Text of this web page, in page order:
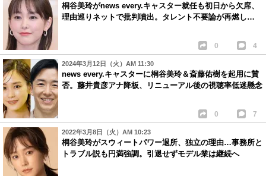
桐谷美玲がnews every.キャスター就任も初日から欠席、
理由巡りネットで批判噴出。タレント不要論が再燃し…
0 4
2024年3月12日（火）AM 11:30
news every.キャスターに桐谷美玲＆斎藤佑樹を起用に賛
否。藤井貴彦アナ降板、リニューアル後の視聴率低迷懸念
0 7
2022年3月8日（火）AM 10:23
桐谷美玲がスウィートパワー退所、独立の理由…事務所と
トラブル説も円満強調。引退せずモデル業は継続へ